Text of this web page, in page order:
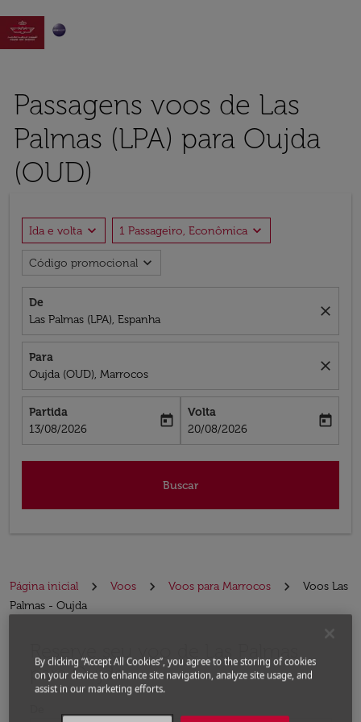

Passagens voos de Las
Palmas (LPA) para Oujda
(OUD)
Ida e volta expand_more 1 Passageiro, Econômica expand_more
Código promocional expand_more
De
Las Palmas (LPA), Espanha
close
Para
Oujda (OUD), Marrocos
close
Partida
fc-booking-departure-date-aria-label
13/08/2026
today
Volta
fc-booking-return-date-aria-label
20/08/2026
today
Buscar
Página inicial Voos Voos para Marrocos
Voos Las
Palmas - Oujda
Reserve seu voo de Las Palmas
para Oujda
By clicking “Accept All Cookies”, you agree to the storing of cookies
on your device to enhance site navigation, analyze site usage, and
assist in our marketing efforts.